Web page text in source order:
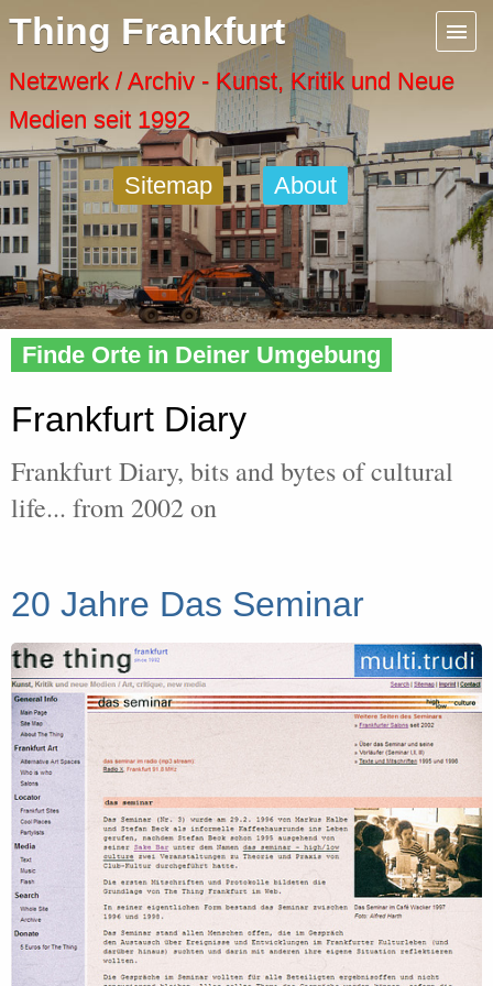
Thing Frankfurt
Netzwerk / Archiv - Kunst, Kritik und Neue
Medien seit 1992
Sitemap About
Home»Frankfurt» Diary
Finde Orte in Deiner Umgebung
Frankfurt Diary
Frankfurt Diary, bits and bytes of cultural
life... from 2002 on
20 Jahre Das Seminar
Menu
Artspaces
Cool Places
Frankfurt Diary
Activity
Recent Posts